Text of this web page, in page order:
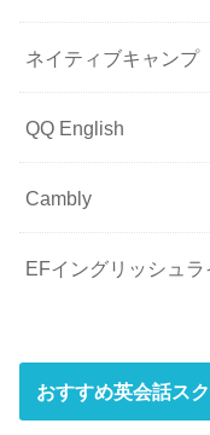
ネイティブキャンプ
QQ English
Cambly
EFイングリッシュラ
おすすめ英会話ス